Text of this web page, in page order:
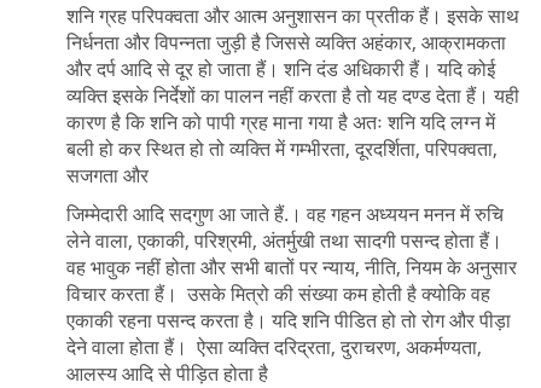
शनि ग्रह परिपक्वता और आत्म अनुशासन का प्रतीक हैं। इसके साथ
निर्धनता और विपन्नता जुड़ी है जिससे व्यक्ति अहंकार, आक्रामकता
और दर्प आदि से दूर हो जाता हैं। शनि दंड अधिकारी हैं। यदि कोई
व्यक्ति इसके निर्देशों का पालन नहीं करता है तो यह दण्ड देता हैं। यही
कारण है कि शनि को पापी ग्रह माना गया है अतः शनि यदि लग्न में
बली हो कर स्थित हो तो व्यक्ति में गम्भीरता, दूरदर्शिता, परिपक्वता,
सजगता और
जिम्मेदारी आदि सदगुण आ जाते हैं.। वह गहन अध्ययन मनन में रुचि
लेने वाला, एकाकी, परिश्रमी, अंतर्मुखी तथा सादगी पसन्द होता हैं।
वह भावुक नहीं होता और सभी बातों पर न्याय, नीति, नियम के अनुसार
विचार करता हैं। उसके मित्रो की संख्या कम होती है क्योकि वह
एकाकी रहना पसन्द करता है। यदि शनि पीडित हो तो रोग और पीड़ा
देने वाला होता हैं। ऐसा व्यक्ति दरिद्रता, दुराचरण, अकर्मण्यता,
आलस्य आदि से पीड़ित होता है